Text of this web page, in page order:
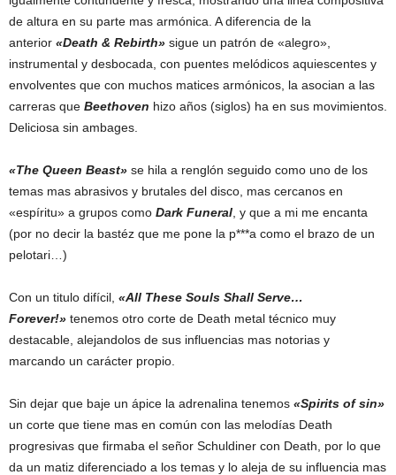
de altura en su parte mas armónica. A diferencia de la
anterior «Death & Rebirth» sigue un patrón de «alegro»,
instrumental y desbocada, con puentes melódicos aquiescentes y
envolventes que con muchos matices armónicos, la asocian a las
carreras que Beethoven hizo años (siglos) ha en sus movimientos.
Deliciosa sin ambages.
«The Queen Beast» se hila a renglón seguido como uno de los
temas mas abrasivos y brutales del disco, mas cercanos en
«espíritu» a grupos como Dark Funeral , y que a mi me encanta
(por no decir la bastéz que me pone la p***a como el brazo de un
pelotari…)
Con un titulo difícil, «All These Souls Shall Serve…
Forever!» tenemos otro corte de Death metal técnico muy
destacable, alejandolos de sus influencias mas notorias y
marcando un carácter propio.
Sin dejar que baje un ápice la adrenalina tenemos «Spirits of sin»
un corte que tiene mas en común con las melodías Death
progresivas que firmaba el señor Schuldiner con Death, por lo que
da un matiz diferenciado a los temas y lo aleja de su influencia mas